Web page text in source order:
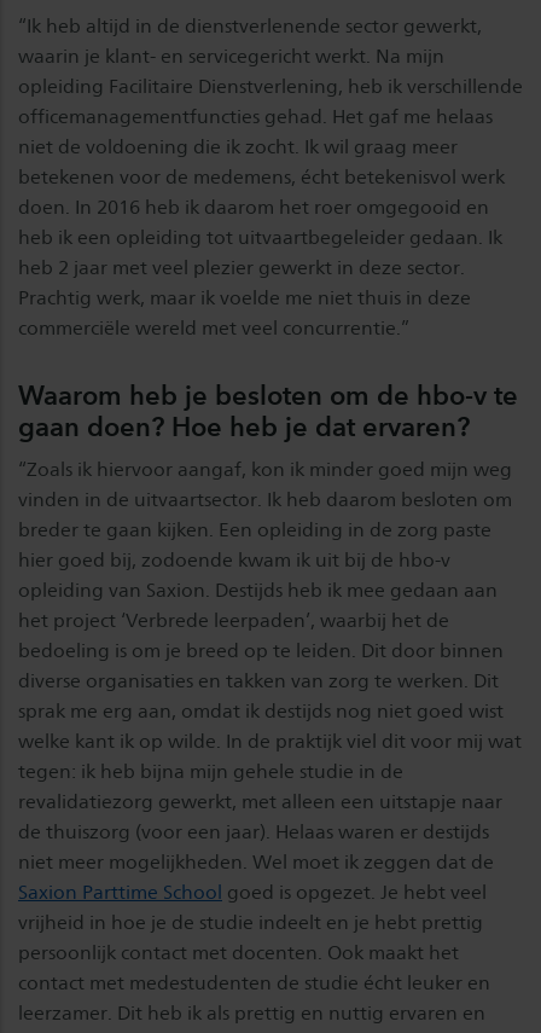
“Ik heb altijd in de dienstverlenende sector gewerkt,
waarin je klant- en servicegericht werkt. Na mijn
opleiding Facilitaire Dienstverlening, heb ik verschillende
officemanagementfuncties gehad. Het gaf me helaas
niet de voldoening die ik zocht. Ik wil graag meer
betekenen voor de medemens, écht betekenisvol werk
doen. In 2016 heb ik daarom het roer omgegooid en
heb ik een opleiding tot uitvaartbegeleider gedaan. Ik
heb 2 jaar met veel plezier gewerkt in deze sector.
Prachtig werk, maar ik voelde me niet thuis in deze
commerciële wereld met veel concurrentie.”
Waarom heb je besloten om de hbo-v te
gaan doen? Hoe heb je dat ervaren?
“Zoals ik hiervoor aangaf, kon ik minder goed mijn weg
vinden in de uitvaartsector. Ik heb daarom besloten om
breder te gaan kijken. Een opleiding in de zorg paste
hier goed bij, zodoende kwam ik uit bij de hbo-v
opleiding van Saxion. Destijds heb ik mee gedaan aan
het project ‘Verbrede leerpaden’, waarbij het de
bedoeling is om je breed op te leiden. Dit door binnen
diverse organisaties en takken van zorg te werken. Dit
sprak me erg aan, omdat ik destijds nog niet goed wist
welke kant ik op wilde. In de praktijk viel dit voor mij wat
tegen: ik heb bijna mijn gehele studie in de
revalidatiezorg gewerkt, met alleen een uitstapje naar
de thuiszorg (voor een jaar). Helaas waren er destijds
niet meer mogelijkheden. Wel moet ik zeggen dat de
Saxion Parttime School goed is opgezet. Je hebt veel
vrijheid in hoe je de studie indeelt en je hebt prettig
persoonlijk contact met docenten. Ook maakt het
contact met medestudenten de studie écht leuker en
leerzamer. Dit heb ik als prettig en nuttig ervaren en